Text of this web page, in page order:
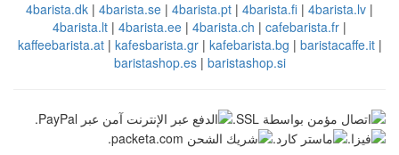
4barista.dk|4barista.se|4barista.pt
4barista.lt |4barista.ee|
kaffeebarista.at|kafesbarista.gr|
baristashop.es